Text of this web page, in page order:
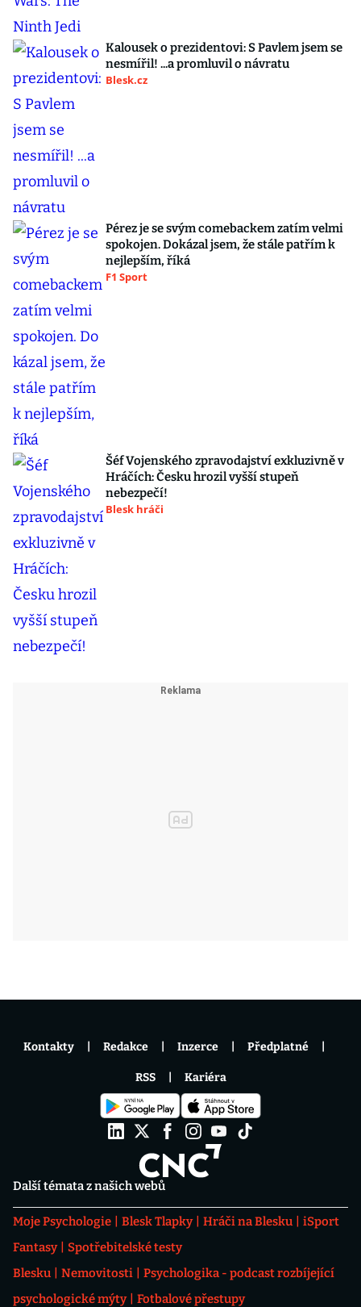
Kalousek o prezidentovi: S Pavlem jsem se
nesmířil! ...a promluvil o návratu
Blesk.cz
Pérez je se svým comebackem zatím velmi
spokojen. Dokázal jsem, že stále patřím k
nejlepším, říká
F1 Sport
Šéf Vojenského zpravodajství exkluzivně v
Hráčích: Česku hrozil vyšší stupeň
nebezpečí!
Blesk hráči
Další témata z našich webů
Moje Psychologie Blesk Tlapky Hráči na Blesku
iSport
Fantasy
Spotřebitelské testy
Blesku
Nemovitosti
Psychologika - podcast rozbíjející
psychologické mýty
Fotbalové přestupy
Kontakty Redakce Inzerce Předplatné
RSS Kariéra